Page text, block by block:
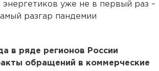
энергетиков уже не в первый раз –
разгар пандемии
в ряде регионов России
обращений в коммерческие